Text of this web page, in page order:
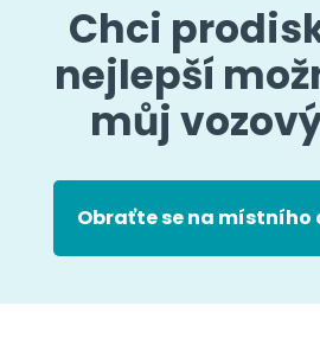
Chci
nejlepší
můj
Obraťte se na